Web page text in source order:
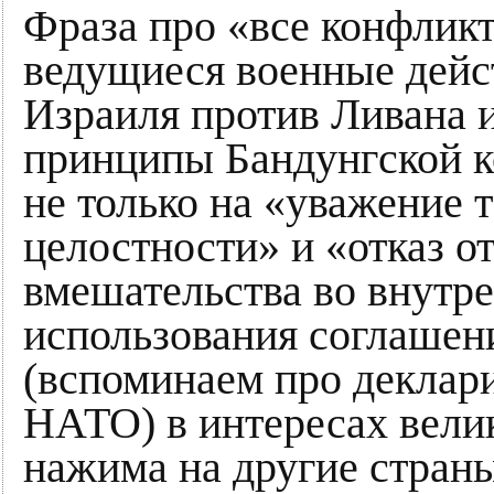
Фраза про «все
ведущиеся военные
Израиля против Ливана
принципы Бандунгской
не только на «уважение
целостности» и «отказ
вмешательства во
использования
(вспоминаем про
НАТО) в интересах
нажима на другие